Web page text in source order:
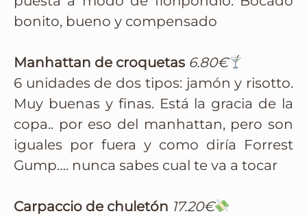
bonito, bueno y compensado
Manhattan de croquetas 6.80€
6 unidades de dos tipos: jamón y risotto.
Muy buenas y finas. Está la gracia de la
copa.. por eso del manhattan, pero son
iguales por fuera y como diría Forrest
Gump…. nunca sabes cual te va a tocar
Carpaccio de chuletón 17.20€